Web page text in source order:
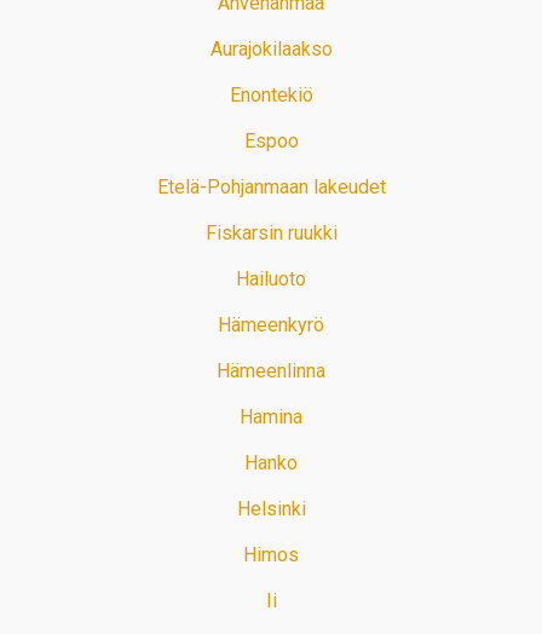
Aurajokilaakso
Enontekiö
Espoo
Etelä-Pohjanmaan lakeudet
Fiskarsin ruukki
Hailuoto
Hämeenkyrö
Hämeenlinna
Hamina
Hanko
Helsinki
Himos
Ii